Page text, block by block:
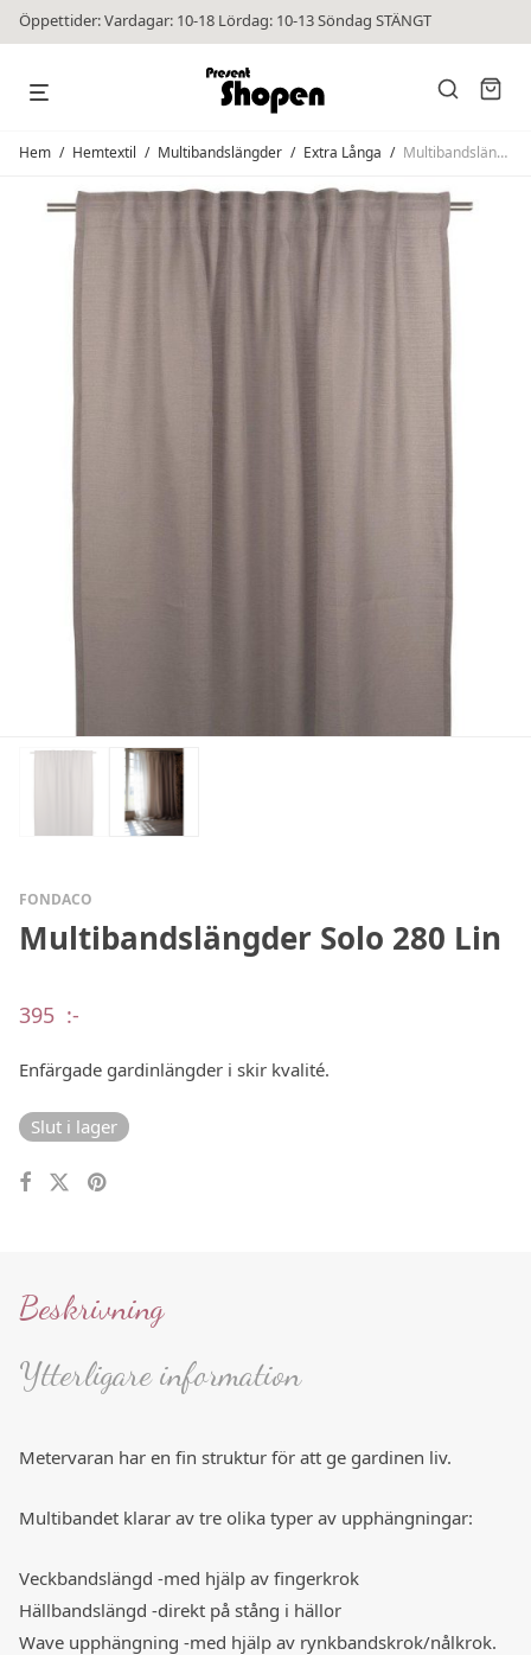
Öppettider: Vardagar: 10-18 Lördag: 10-13 Söndag STÄNGT
Hem / Hemtextil / Multibandslängder / Extra Långa / Multibandslängder Solo 280 Lin
FONDACO
Multibandslängder Solo 280 Lin
395 :-
Enfärgade gardinlängder i skir kvalité.
Slut i lager
Beskrivning
Ytterligare information
Metervaran har en fin struktur för att ge gardinen liv.
Multibandet klarar av tre olika typer av upphängningar:
Veckbandslängd -med hjälp av fingerkrok
Hällbandslängd -direkt på stång i hällor
Wave upphängning -med hjälp av rynkbandskrok/nålkrok.